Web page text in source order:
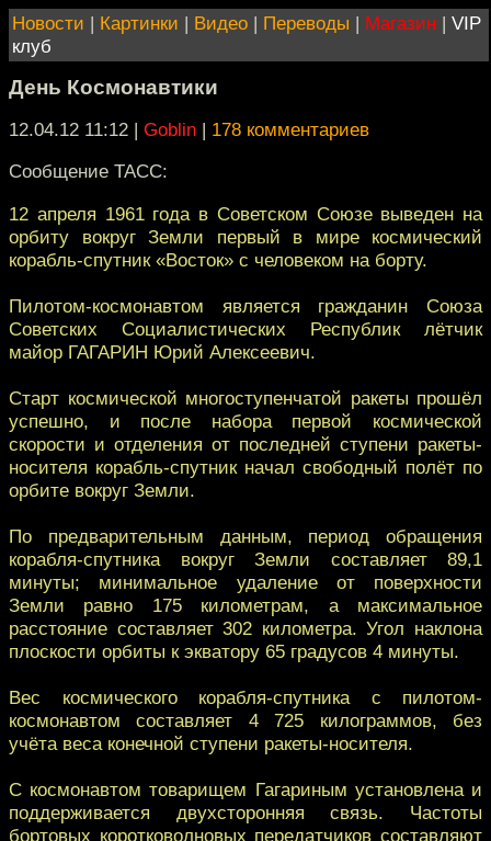
Новости | Картинки | Видео | Переводы | Магазин | VIP
клуб
День Космонавтики
12.04.12 11:12 | Goblin | 178 комментариев
Сообщение ТАСС:
12 апреля 1961 года в Советском Союзе выведен на
орбиту вокруг Земли первый в мире космический
корабль-спутник «Восток» с человеком на борту.
Пилотом-космонавтом является гражданин Союза
Советских Социалистических Республик лётчик
майор ГАГАРИН Юрий Алексеевич.
Старт космической многоступенчатой ракеты прошёл
успешно, и после набора первой космической
скорости и отделения от последней ступени ракеты-
носителя корабль-спутник начал свободный полёт по
орбите вокруг Земли.
По предварительным данным, период обращения
корабля-спутника вокруг Земли составляет 89,1
минуты; минимальное удаление от поверхности
Земли равно 175 километрам, а максимальное
расстояние составляет 302 километра. Угол наклона
плоскости орбиты к экватору 65 градусов 4 минуты.
Вес космического корабля-спутника с пилотом-
космонавтом составляет 4 725 килограммов, без
учёта веса конечной ступени ракеты-носителя.
С космонавтом товарищем Гагариным установлена и
поддерживается двухсторонняя связь. Частоты
бортовых коротковолновых передатчиков составляют